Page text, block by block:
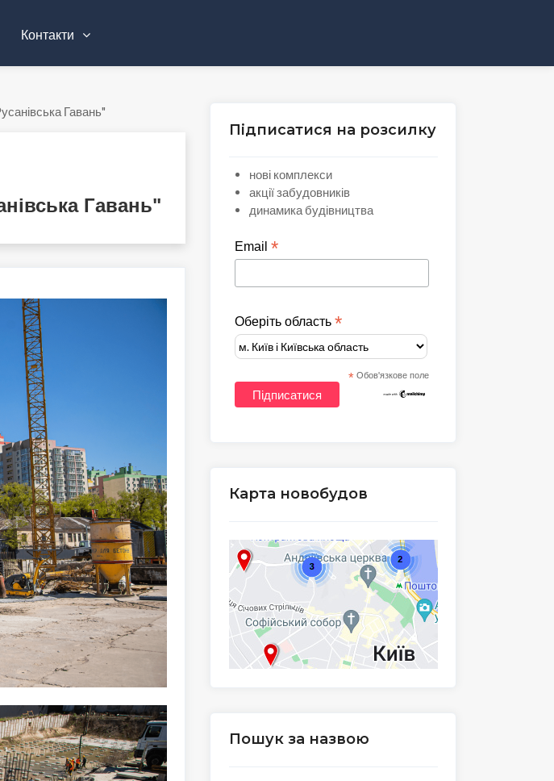
Контакти
Гавань"
Гавань"
Підписатися на розсилку
нові комплекси
акції забудовників
динамика будівництва
Email*
Оберіть область*
* Обов'язкове поле
Карта новобудов
Пошук за назвою